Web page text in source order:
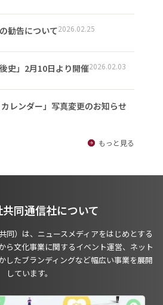
勧告について2026.02.25
史」2月10日より開催2026.02.03
カレンダー」写真変更のお知らせ
もっと見る
同通信社について
同）は、ニュースメディアをはじめとする
ら文化事業に関するイベント運営、ネット
したブランディングなど幅広い事業を展開
しています。